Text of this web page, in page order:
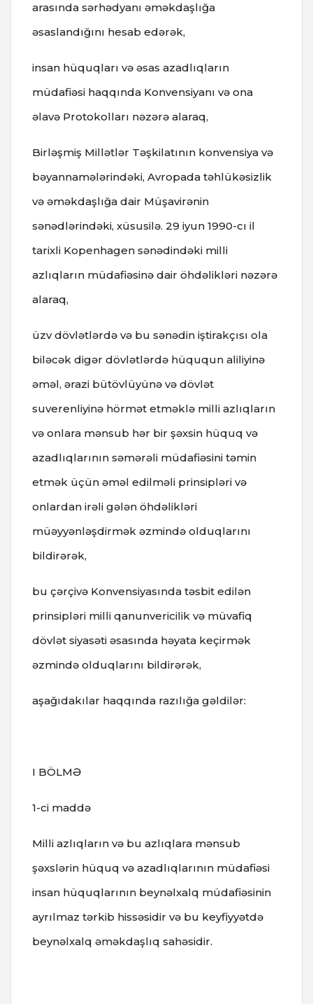
arasında sərhədyanı əməkdaşlığa
əsaslandığını hesab edərək,
insan hüquqları və əsas azadlıqların
müdafiəsi haqqında Konvensiyanı və ona
əlavə Protokolları nəzərə alaraq,
Birləşmiş Millətlər Təşkilatının konvensiya və
bəyannamələrindəki, Avropada təhlükəsizlik
və əməkdaşlığa dair Müşavirənin
sənədlərindəki, xüsusilə. 29 iyun 1990-cı il
tarixli Kopenhagen sənədindəki milli
azlıqların müdafiəsinə dair öhdəlikləri nəzərə
alaraq,
üzv dövlətlərdə və bu sənədin iştirakçısı ola
biləcək digər dövlətlərdə hüququn aliliyinə
əməl, ərazi bütövlüyünə və dövlət
suverenliyinə hörmət etməklə milli azlıqların
və onlara mənsub hər bir şəxsin hüquq və
azadlıqlarının səmərəli müdafiəsini təmin
etmək üçün əməl edilməli prinsipləri və
onlardan irəli gələn öhdəlikləri
müəyyənləşdirmək əzmində olduqlarını
bildirərək,
bu çərçivə Konvensiyasında təsbit edilən
prinsipləri milli qanunvericilik və müvafiq
dövlət siyasəti əsasında həyata keçirmək
əzmində olduqlarını bildirərək,
aşağıdakılar haqqında razılığa gəldilər:
I BÖLMƏ
1-ci maddə
Milli azlıqların və bu azlıqlara mənsub
şəxslərin hüquq və azadlıqlarının müdafiəsi
insan hüquqlarının beynəlxalq müdafiəsinin
ayrılmaz tərkib hissəsidir və bu keyfiyyətdə
beynəlxalq əməkdaşlıq sahəsidir.